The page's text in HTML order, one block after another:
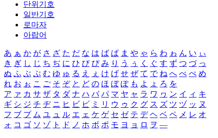
단위기호
일반기호
로마자
아랍어
あ ぁ か が さ ざ た だ な は ば ぱ ま や ゃ ら わ ゎ ん い ぃ
き ぎ し じ ち ぢ に ひ び ぴ み り う ぅ く ぐ す ず つ づ っ
ぬ ふ ぶ ぷ む ゆ ゅ る え ぇ け げ せ ぜ て で ね へ べ ぺ め
れ お ぉ こ ご そ ぞ と ど の ほ ぼ ぽ も よ ょ ろ を
ア ァ カ サ ザ タ ダ ナ ハ バ パ マ ヤ ャ ラ ワ ヮ ン イ ィ キ
ギ シ ジ チ ヂ ニ ヒ ビ ピ ミ リ ウ ゥ ク グ ス ズ ツ ヅ ッ ヌ
フ ブ プ ム ユ ュ ル エ ェ ケ ゲ セ ゼ テ デ ヘ ベ ペ メ レ オ
ォ コ ゴ ソ ゾ ト ド ノ ホ ボ ポ モ ヨ ョ ロ ヲ ―